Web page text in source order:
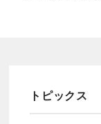
トピックス